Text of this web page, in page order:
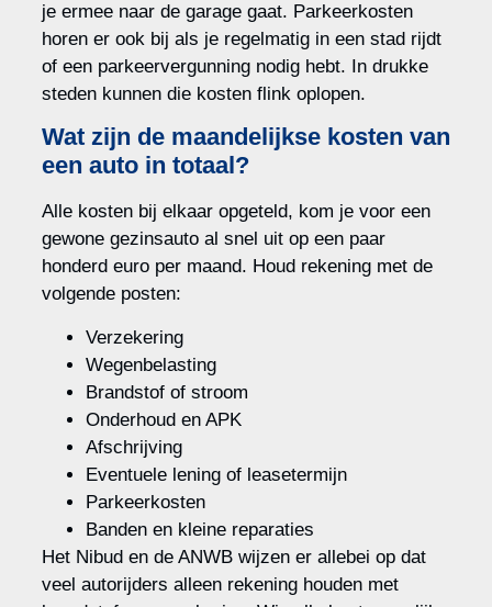
je ermee naar de garage gaat. Parkeerkosten
horen er ook bij als je regelmatig in een stad rijdt
of een parkeervergunning nodig hebt. In drukke
steden kunnen die kosten flink oplopen.
Wat zijn de maandelijkse kosten van
een auto in totaal?
Alle kosten bij elkaar opgeteld, kom je voor een
gewone gezinsauto al snel uit op een paar
honderd euro per maand. Houd rekening met de
volgende posten:
Verzekering
Wegenbelasting
Brandstof of stroom
Onderhoud en APK
Afschrijving
Eventuele lening of leasetermijn
Parkeerkosten
Banden en kleine reparaties
Het Nibud en de ANWB wijzen er allebei op dat
veel autorijders alleen rekening houden met